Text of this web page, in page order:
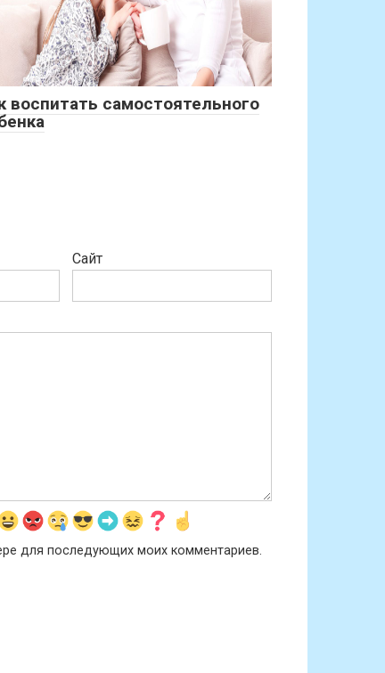
воспитать самостоятельного
Сайт
для последующих моих комментариев.